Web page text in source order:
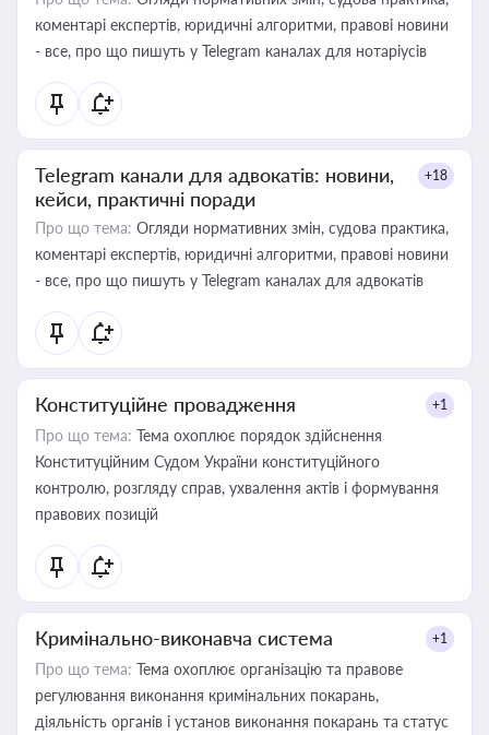
коментарі експертів, юридичні алгоритми, правові новини
- все, про що пишуть у Telegram каналах для нотаріусів
Telegram канали для адвокатів: новини,
кейси, практичні поради
+18
Про що тема: Огляди нормативних змін, судова практика,
коментарі експертів, юридичні алгоритми, правові новини
- все, про що пишуть у Telegram каналах для адвокатів
Конституційне провадження +1
Про що тема: Тема охоплює порядок здійснення
Конституційним Судом України конституційного
контролю, розгляду справ, ухвалення актів і формування
правових позицій
Кримінально-виконавча система +1
Про що тема: Тема охоплює організацію та правове
регулювання виконання кримінальних покарань,
діяльність органів і установ виконання покарань та статус